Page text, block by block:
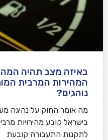
באיזה מצב תהיה
המהירות המרבית
נוהגים?
​מה אומר החוק על נהיגה
לתקנות התעבורה קובעת